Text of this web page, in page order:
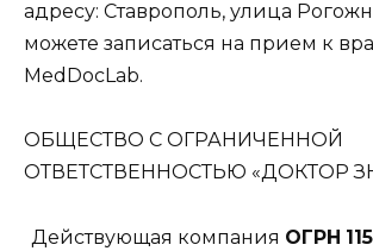
адресу: Ставрополь, улица
можете записаться на прием к
MedDocLab.
ОБЩЕСТВО С ОГРАНИЧЕННОЙ
ОТВЕТСТВЕННОСТЬЮ «ДОКТОР
Действующая компания ОГРН